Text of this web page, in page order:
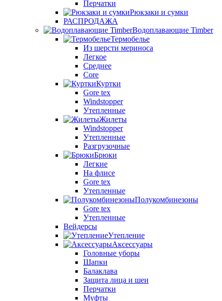
Перчатки
Рюкзаки и сумки
РАСПРОДАЖА
Водоплавающие Timber
Термобелье
Из шерсти мериноса
Легкое
Среднее
Core
Куртки
Gore tex
Windstopper
Утепленные
Жилеты
Windstopper
Утепленные
Разгрузочные
Брюки
Легкие
На флисе
Gore tex
Утепленные
Полукомбинезоны
Gore tex
Утепленные
Вейдерсы
Утепление
Аксессуары
Головные уборы
Шапки
Балаклава
Защита лица и шеи
Перчатки
Муфты